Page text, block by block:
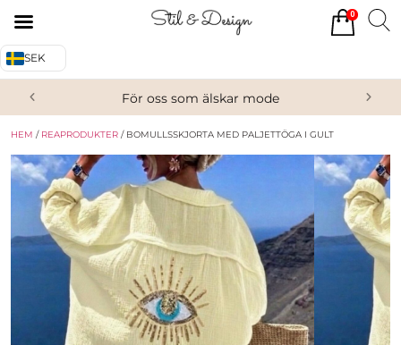
SEK
För oss som älskar mode
HEM / REAPRODUKTER / BOMULLSSKJORTA MED PALJETTÖGA I GULT
0
Alla produkter
Accessoarer
Skor/Stövlar
Om oss